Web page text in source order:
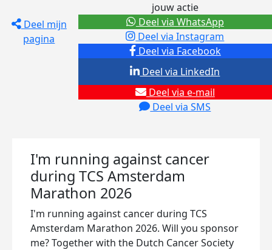
Deel mijn
pagina
jouw actie
Deel via Facebook
Deel via Instagram
Deel via e-mail
Deel via SMS
Deel via LinkedIn
Deel via WhatsApp
I'm running against cancer
during TCS Amsterdam
Marathon 2026
I'm running against cancer during TCS
Amsterdam Marathon 2026. Will you sponsor
me? Together with the Dutch Cancer Society